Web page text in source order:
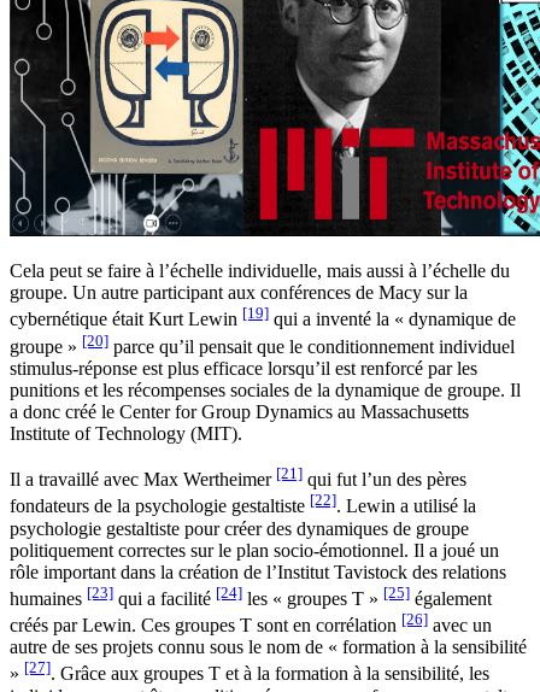
Cela peut se faire à l’échelle individuelle, mais aussi à l’échelle du
groupe. Un autre participant aux conférences de Macy sur la
cybernétique était Kurt Lewin [19] qui a inventé la « dynamique de
groupe » [20] parce qu’il pensait que le conditionnement individuel
stimulus-réponse est plus efficace lorsqu’il est renforcé par les
punitions et les récompenses sociales de la dynamique de groupe. Il
a donc créé le Center for Group Dynamics au Massachusetts
Institute of Technology (MIT).
Il a travaillé avec Max Wertheimer [21] qui fut l’un des pères
fondateurs de la psychologie gestaltiste [22]. Lewin a utilisé la
psychologie gestaltiste pour créer des dynamiques de groupe
politiquement correctes sur le plan socio-émotionnel. Il a joué un
rôle important dans la création de l’Institut Tavistock des relations
humaines [23] qui a facilité [24] les « groupes T » [25] également
créés par Lewin. Ces groupes T sont en corrélation [26] avec un
autre de ses projets connu sous le nom de « formation à la sensibilité
» [27]. Grâce aux groupes T et à la formation à la sensibilité, les